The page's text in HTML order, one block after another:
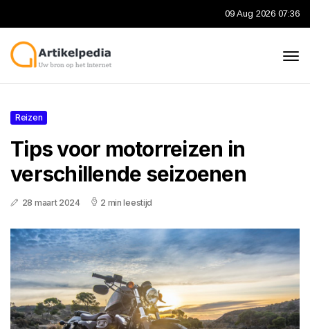
09 Aug 2026 07:36
Reizen
Tips voor motorreizen in
verschillende seizoenen
28 maart 2024 2 min leestijd